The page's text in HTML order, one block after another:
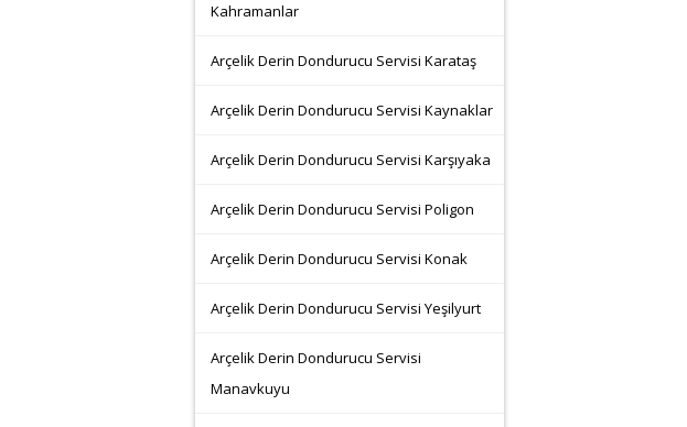
Kahramanlar
Arçelik Derin Dondurucu Servisi Karataş
Arçelik Derin Dondurucu Servisi Kaynaklar
Arçelik Derin Dondurucu Servisi Karşıyaka
Arçelik Derin Dondurucu Servisi Poligon
Arçelik Derin Dondurucu Servisi Konak
Arçelik Derin Dondurucu Servisi Yeşilyurt
Arçelik Derin Dondurucu Servisi
Manavkuyu